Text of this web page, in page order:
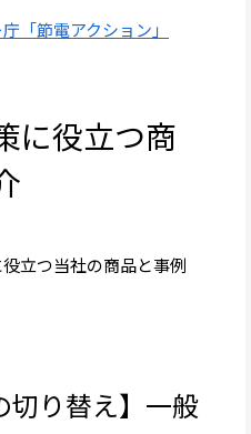
「節電アクション」
に役立つ商
立つ当社の商品と事例
り替え】一般